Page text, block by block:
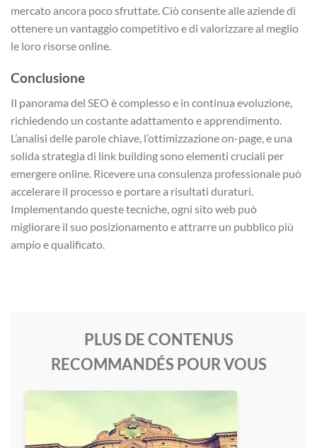
mercato ancora poco sfruttate. Ciò consente alle aziende di
ottenere un vantaggio competitivo e di valorizzare al meglio
le loro risorse online.
Conclusione
Il panorama del SEO è complesso e in continua evoluzione,
richiedendo un costante adattamento e apprendimento.
L’analisi delle parole chiave, l’ottimizzazione on-page, e una
solida strategia di link building sono elementi cruciali per
emergere online. Ricevere una consulenza professionale può
accelerare il processo e portare a risultati duraturi.
Implementando queste tecniche, ogni sito web può
migliorare il suo posizionamento e attrarre un pubblico più
ampio e qualificato.
PLUS DE CONTENUS
RECOMMANDÉS POUR VOUS